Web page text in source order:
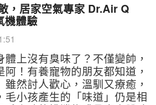
，居家空氣專家 Dr.Air Q
機體驗
上沒有臭味了？不僅變帥，
！有養寵物的朋友都知道，
然討人歡心，溫馴又療癒，
毛小孩產生的「味道」仍是相